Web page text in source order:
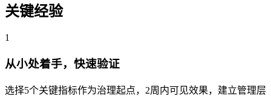
关键经验
1
从小处着手，快速验证
选择5个关键指标作为治理起点，2周内可见效果，建立管理层